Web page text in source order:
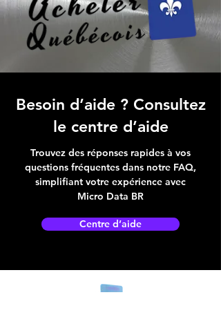
Besoin d’aide ? Consultez
le centre d’aide
Trouvez des réponses rapides à vos
questions fréquentes dans notre FAQ,
simplifiant votre expérience avec
Micro Data BR
Centre d’aide